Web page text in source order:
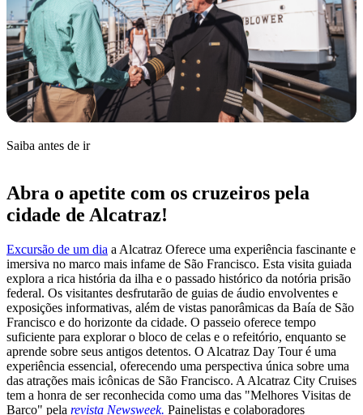
Saiba antes de ir
Abra o apetite com os cruzeiros pela
cidade de Alcatraz!
Excursão de um dia a Alcatraz Oferece uma experiência fascinante e
imersiva no marco mais infame de São Francisco. Esta visita guiada
explora a rica história da ilha e o passado histórico da notória prisão
federal. Os visitantes desfrutarão de guias de áudio envolventes e
exposições informativas, além de vistas panorâmicas da Baía de São
Francisco e do horizonte da cidade. O passeio oferece tempo
suficiente para explorar o bloco de celas e o refeitório, enquanto se
aprende sobre seus antigos detentos. O Alcatraz Day Tour é uma
experiência essencial, oferecendo uma perspectiva única sobre uma
das atrações mais icônicas de São Francisco. A Alcatraz City Cruises
tem a honra de ser reconhecida como uma das "Melhores Visitas de
Barco" pela revista Newsweek. Painelistas e colaboradores